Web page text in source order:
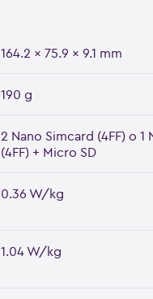
164.2 x 75.9 x 9.1 mm
190 g
2 Nano Simcard (4FF) o 1
(4FF) + Micro SD
0.36 W/kg
1.04 W/kg